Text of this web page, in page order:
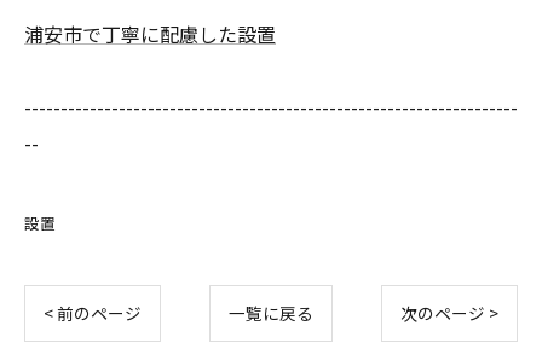
浦安市で丁寧に配慮した設置
--------------------------------------------------------------------
--
設置
< 前のページ 一覧に戻る 次のページ >